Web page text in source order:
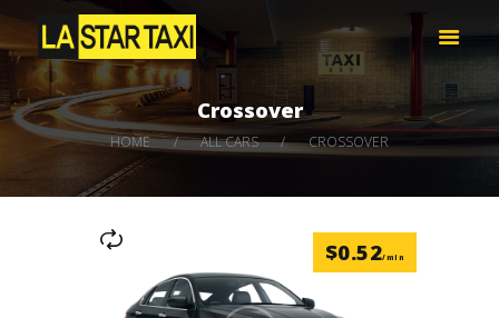
Crossover
HOME ALL CARS CROSSOVER
LA STAR TAXI -엘에이 스타 택시
엘에이 한인 택시 – 공항 픽업 -최저가
HOME
서비스
택시 예약
비용 문의하기
$0.52/min